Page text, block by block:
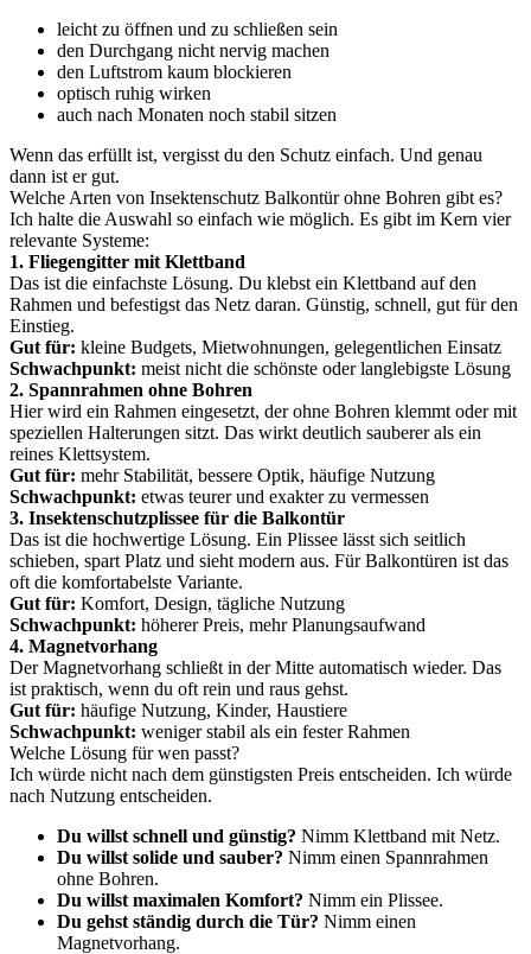
leicht zu öffnen und zu schließen sein
den Durchgang nicht nervig machen
den Luftstrom kaum blockieren
optisch ruhig wirken
auch nach Monaten noch stabil sitzen
Wenn das erfüllt ist, vergisst du den Schutz einfach. Und genau
dann ist er gut.
Welche Arten von Insektenschutz Balkontür ohne Bohren gibt es?
Ich halte die Auswahl so einfach wie möglich. Es gibt im Kern vier
relevante Systeme:
1. Fliegengitter mit Klettband
Das ist die einfachste Lösung. Du klebst ein Klettband auf den
Rahmen und befestigst das Netz daran. Günstig, schnell, gut für den
Einstieg.
Gut für: kleine Budgets, Mietwohnungen, gelegentlichen Einsatz
Schwachpunkt: meist nicht die schönste oder langlebigste Lösung
2. Spannrahmen ohne Bohren
Hier wird ein Rahmen eingesetzt, der ohne Bohren klemmt oder mit
speziellen Halterungen sitzt. Das wirkt deutlich sauberer als ein
reines Klettsystem.
Gut für: mehr Stabilität, bessere Optik, häufige Nutzung
Schwachpunkt: etwas teurer und exakter zu vermessen
3. Insektenschutzplissee für die Balkontür
Das ist die hochwertige Lösung. Ein Plissee lässt sich seitlich
schieben, spart Platz und sieht modern aus. Für Balkontüren ist das
oft die komfortabelste Variante.
Gut für: Komfort, Design, tägliche Nutzung
Schwachpunkt: höherer Preis, mehr Planungsaufwand
4. Magnetvorhang
Der Magnetvorhang schließt in der Mitte automatisch wieder. Das
ist praktisch, wenn du oft rein und raus gehst.
Gut für: häufige Nutzung, Kinder, Haustiere
Schwachpunkt: weniger stabil als ein fester Rahmen
Welche Lösung für wen passt?
Ich würde nicht nach dem günstigsten Preis entscheiden. Ich würde
nach Nutzung entscheiden.
Du willst schnell und günstig? Nimm Klettband mit Netz.
Du willst solide und sauber? Nimm einen Spannrahmen
ohne Bohren.
Du willst maximalen Komfort? Nimm ein Plissee.
Du gehst ständig durch die Tür? Nimm einen
Magnetvorhang.